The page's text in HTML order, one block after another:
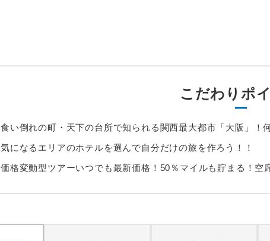
こだわりポ
食い倒れの町・天下の台所で知られる関西最大都市「大阪」！
気になるエリアのホテルを選んで自分だけの旅を作ろう！！
価格変動型ツアーいつでも最新価格！50％マイルも貯まる！空